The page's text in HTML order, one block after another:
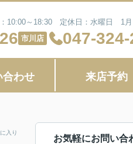
10:00～18:30 定休日：水曜日 1月
市川店 047-
合わせ 来店予約
入り
お気軽にお問い合